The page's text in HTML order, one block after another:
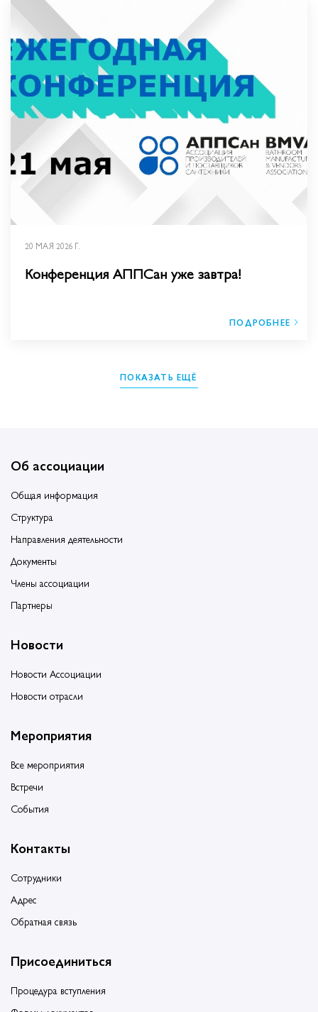
20 МАЯ 2026 Г.
Конференция АППСан уже завтра!
ПОДРОБНЕЕ
ПОКАЗАТЬ ЕЩЁ
Об ассоциации
Общая информация
Структура
Направления деятельности
Документы
Члены ассоциации
Партнеры
Новости
Новости Ассоциации
Новости отрасли
Мероприятия
Все мероприятия
Встречи
События
Контакты
Сотрудники
Адрес
Обратная связь
Присоединиться
Процедура вступления